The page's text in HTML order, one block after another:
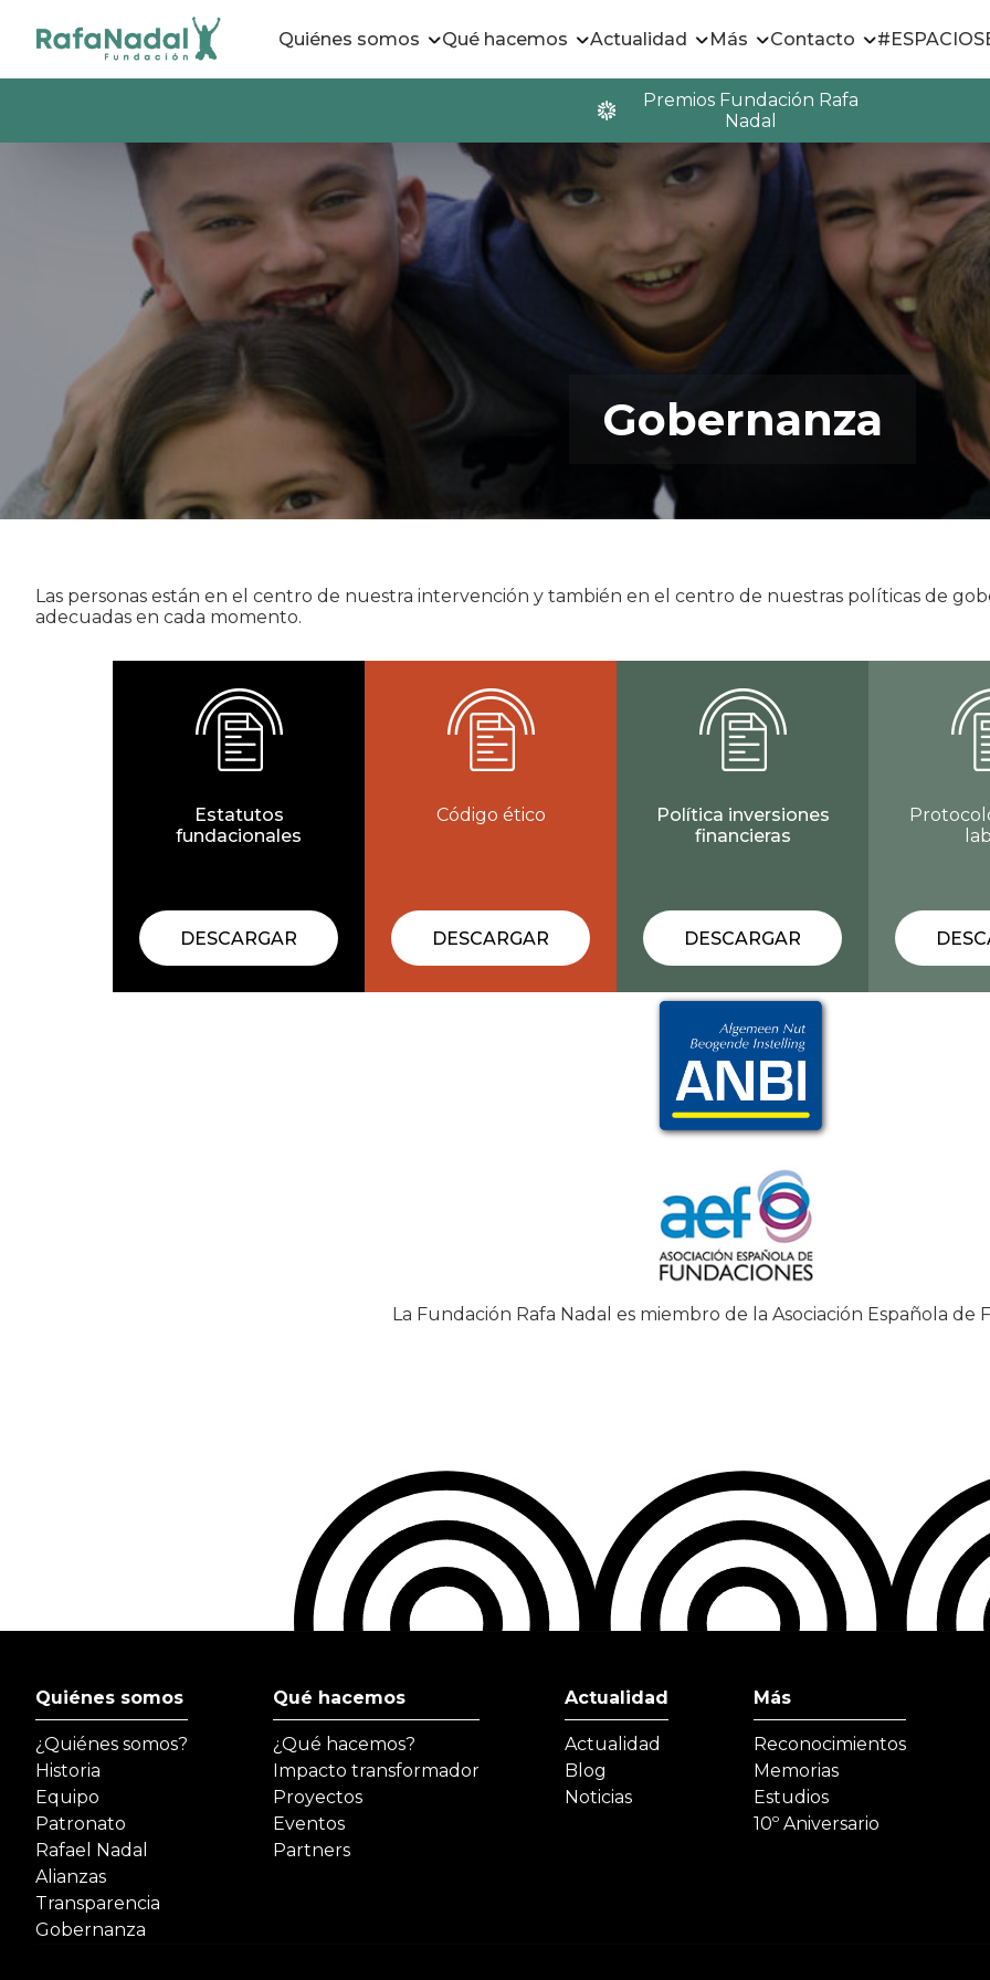
Quiénes somos Qué hacemos Actualidad Más Contacto
Premios Fundación Rafa
Nadal
Gobernanza
Las personas están en el centro de nuestra intervención y también en el centro de nuestras políticas de
adecuadas en cada momento.
Estatutos
fundacionales
DESCARGAR
Código ético
DESCARGAR
Política inversiones
financieras
DESCARGAR
La Fundación Rafa Nadal es miembro de la Asociación Española de
Quiénes somos
¿Quiénes somos?
Historia
Equipo
Patronato
Rafael Nadal
Alianzas
Transparencia
Gobernanza
Qué hacemos
¿Qué hacemos?
Impacto transformador
Proyectos
Eventos
Partners
Actualidad
Actualidad
Blog
Noticias
Más
Reconocimientos
Memorias
Estudios
10º Aniversario